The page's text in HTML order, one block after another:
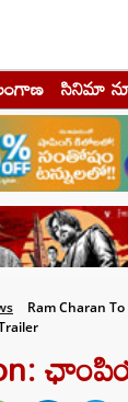
సినిమా
Ram Charan